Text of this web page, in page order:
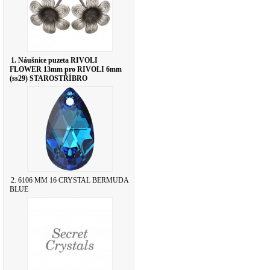
1. Náušnice puzeta RIVOLI
FLOWER 13mm pro RIVOLI 6mm
(ss29) STAROSTŘÍBRO
2. 6106 MM 16 CRYSTAL BERMUDA
BLUE